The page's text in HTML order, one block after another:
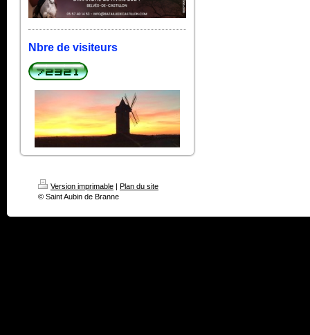
Nbre de visiteurs
Version imprimable | Plan du site
© Saint Aubin de Branne